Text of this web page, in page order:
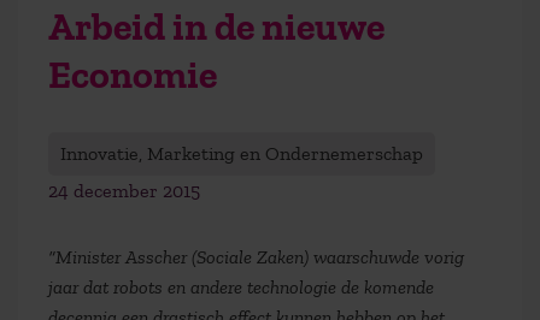
Arbeid in de nieuwe
Economie
Innovatie, Marketing en Ondernemerschap
24 december 2015
“Minister Asscher (Sociale Zaken) waarschuwde vorig
jaar dat robots en andere technologie de komende